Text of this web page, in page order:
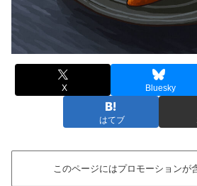
X Bluesky
はてブ
このページにはプロモーションが